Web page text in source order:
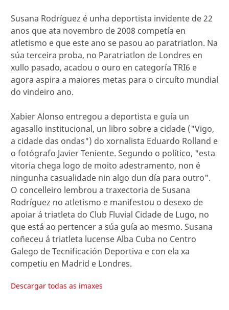
Susana Rodríguez é unha deportista invidente de 22
anos que ata novembro de 2008 competía en
atletismo e que este ano se pasou ao paratriatlon. Na
súa terceira proba, no Paratriatlon de Londres en
xullo pasado, acadou o ouro en categoría TRI6 e
agora aspira a maiores metas para o circuíto mundial
do vindeiro ano.
Xabier Alonso entregou a deportista e guía un
agasallo institucional, un libro sobre a cidade ("Vigo,
a cidade das ondas") do xornalista Eduardo Rolland e
o fotógrafo Javier Teniente. Segundo o político, "esta
vitoria chega logo de moito adestramento, non é
ningunha casualidade nin algo dun día para outro".
O concelleiro lembrou a traxectoria de Susana
Rodríguez no atletismo e manifestou o desexo de
apoiar á triatleta do Club Fluvial Cidade de Lugo, no
que está ao pertencer a súa guía ao mesmo. Susana
coñeceu á triatleta lucense Alba Cuba no Centro
Galego de Tecnificación Deportiva e con ela xa
competiu en Madrid e Londres.
Descargar todas as imaxes